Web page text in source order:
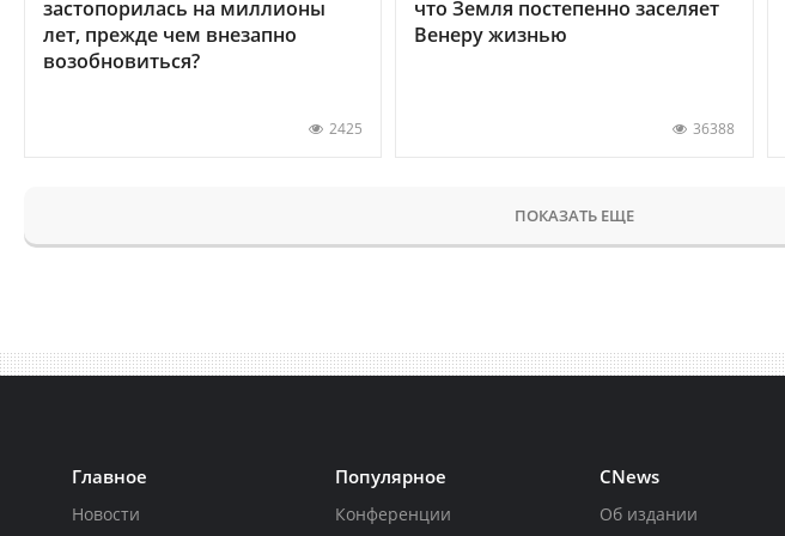
застопорилась на миллионы
лет, прежде чем внезапно
возобновиться?
2425
что Земля постепенно заселяет
Венеру жизнью
36388
ПОКАЗАТЬ ЕЩЕ
Главное
Новости
Популярное
Конференции
CNews
Об издании